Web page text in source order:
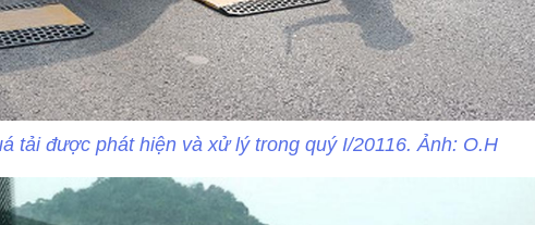
tải được phát hiện và xử lý trong quý I/20116. Ảnh: O.H